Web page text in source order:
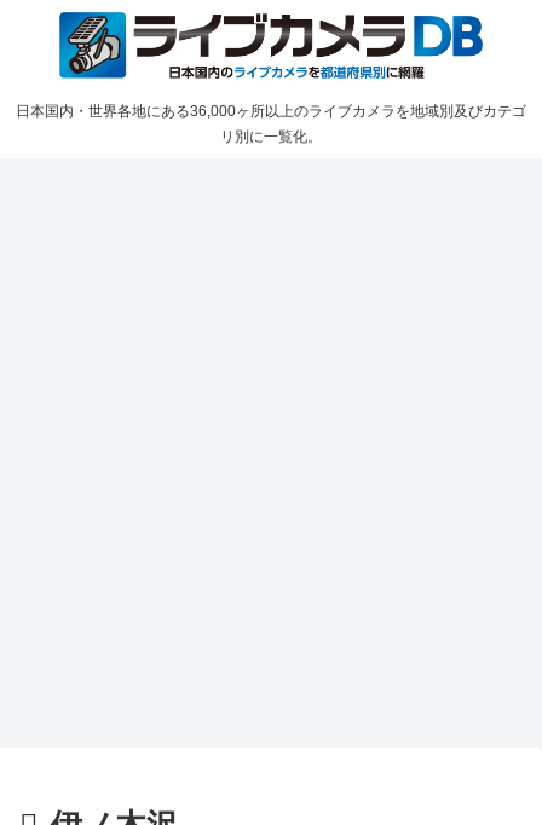
日本国内・世界各地にある36,000ヶ所以上のライブカメラを地域別及びカテゴ
リ別に一覧化。